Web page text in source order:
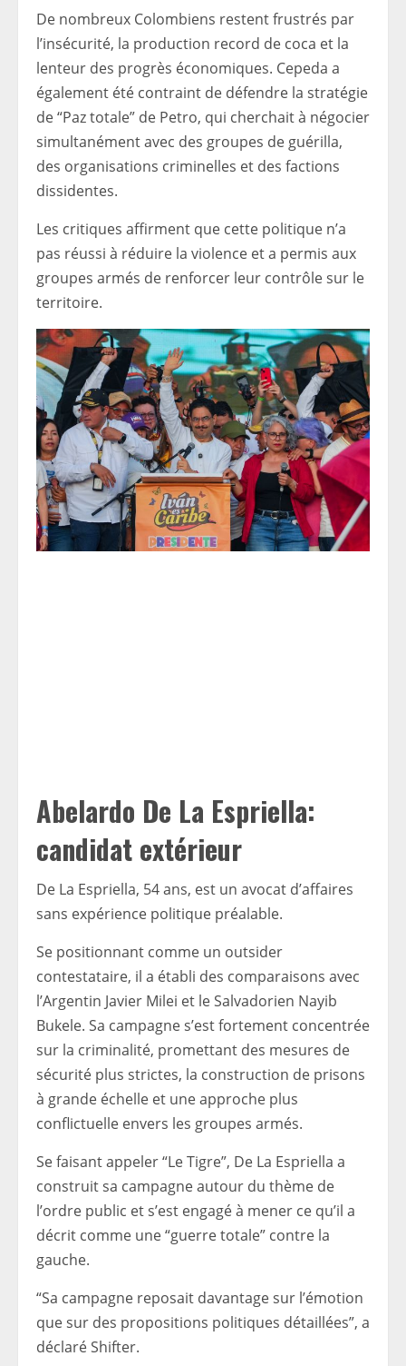
De nombreux Colombiens restent frustrés par
l’insécurité, la production record de coca et la
lenteur des progrès économiques. Cepeda a
également été contraint de défendre la stratégie
de “Paz totale” de Petro, qui cherchait à négocier
simultanément avec des groupes de guérilla,
des organisations criminelles et des factions
dissidentes.
Les critiques affirment que cette politique n’a
pas réussi à réduire la violence et a permis aux
groupes armés de renforcer leur contrôle sur le
territoire.
Abelardo De La Espriella:
candidat extérieur
De La Espriella, 54 ans, est un avocat d’affaires
sans expérience politique préalable.
Se positionnant comme un outsider
contestataire, il a établi des comparaisons avec
l’Argentin Javier Milei et le Salvadorien Nayib
Bukele. Sa campagne s’est fortement concentrée
sur la criminalité, promettant des mesures de
sécurité plus strictes, la construction de prisons
à grande échelle et une approche plus
conflictuelle envers les groupes armés.
Se faisant appeler “Le Tigre”, De La Espriella a
construit sa campagne autour du thème de
l’ordre public et s’est engagé à mener ce qu’il a
décrit comme une “guerre totale” contre la
gauche.
“Sa campagne reposait davantage sur l’émotion
que sur des propositions politiques détaillées”, a
déclaré Shifter.